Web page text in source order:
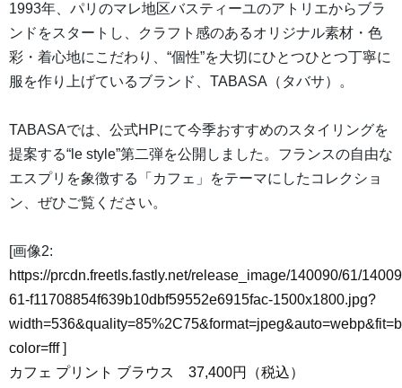
1993年、パリのマレ地区バスティーユのアトリエからブラ
ンドをスタートし、クラフト感のあるオリジナル素材・色
彩・着心地にこだわり、“個性”を大切にひとつひとつ丁寧に
服を作り上げているブランド、TABASA（タバサ）。
TABASAでは、公式HPにて今季おすすめのスタイリングを
提案する“le style”第二弾を公開しました。フランスの自由な
エスプリを象徴する「カフェ」をテーマにしたコレクショ
ン、ぜひご覧ください。
[画像2:
https://prcdn.freetls.fastly.net/release_image/140090/61/
61-f11708854f639b10dbf59552e6915fac-1500x1800.jpg?
color=fff]
カフェ プリント ブラウス 37,400円（税込）